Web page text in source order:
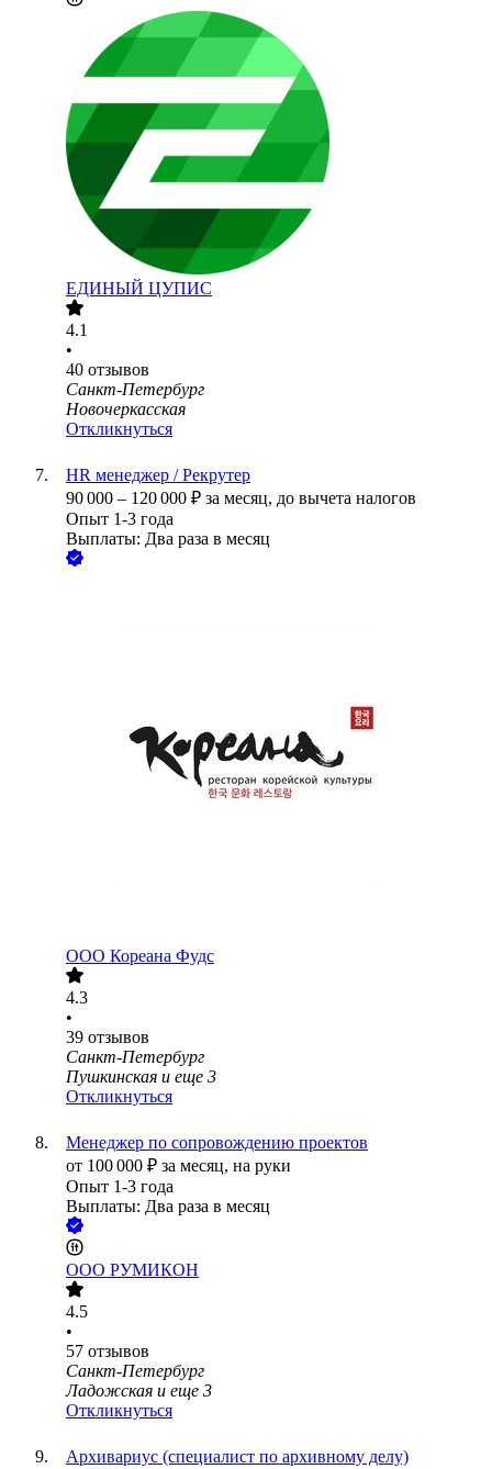
ЕДИНЫЙ ЦУПИС
4.1
•
40 отзывов
Санкт-Петербург
Новочеркасская
Откликнуться
HR менеджер / Рекрутер
90 000 – 120 000 ₽ за месяц, до вычета налогов
Опыт 1-3 года
Выплаты: Два раза в месяц
ООО Кореана Фудс
4.3
•
39 отзывов
Санкт-Петербург
Пушкинская и еще 3
Откликнуться
Менеджер по сопровождению проектов
от 100 000 ₽ за месяц, на руки
Опыт 1-3 года
Выплаты: Два раза в месяц
ООО РУМИКОН
4.5
•
57 отзывов
Санкт-Петербург
Ладожская и еще 3
Откликнуться
Архивариус (специалист по архивному делу)